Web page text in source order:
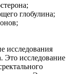
глобулина;
исследования
Это исследование